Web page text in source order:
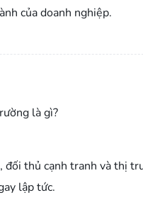
của doanh nghiệp.
là gì?
đối thủ cạnh tranh và thị
lập tức.